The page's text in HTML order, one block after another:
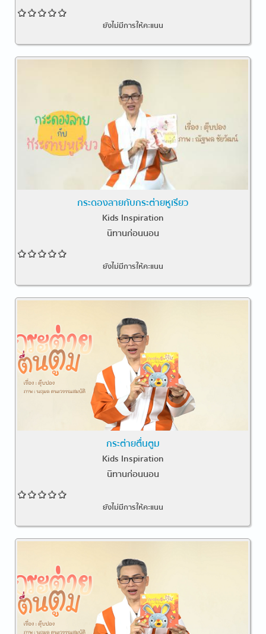
ยังไม่มีการให้คะแนน
กระดองลายกับกระต่ายหูเรียว
Kids Inspiration
นิทานก่อนนอน
ยังไม่มีการให้คะแนน
กระต่ายตื่นตูม
Kids Inspiration
นิทานก่อนนอน
ยังไม่มีการให้คะแนน